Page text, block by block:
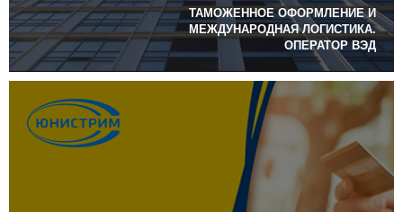
ТАМОЖЕННОЕ ОФОРМЛЕНИЕ И
МЕЖДУНАРОДНАЯ ЛОГИСТИКА.
ОПЕРАТОР ВЭД